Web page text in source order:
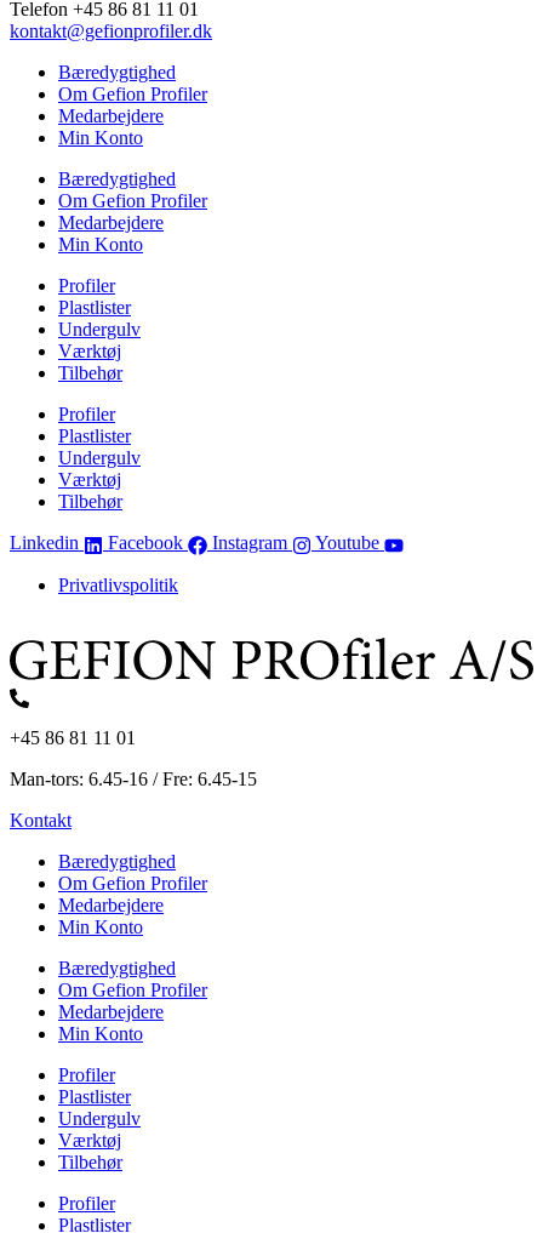
Telefon +45 86 81 11 01
kontakt@gefionprofiler.dk
Bæredygtighed
Om Gefion Profiler
Medarbejdere
Min Konto
Bæredygtighed
Om Gefion Profiler
Medarbejdere
Min Konto
Profiler
Plastlister
Undergulv
Værktøj
Tilbehør
Profiler
Plastlister
Undergulv
Værktøj
Tilbehør
Linkedin
Facebook Instagram Youtube
Privatlivspolitik
+45 86 81 11 01
Man-tors: 6.45-16 / Fre: 6.45-15
Kontakt
Bæredygtighed
Om Gefion Profiler
Medarbejdere
Min Konto
Bæredygtighed
Om Gefion Profiler
Medarbejdere
Min Konto
Profiler
Plastlister
Undergulv
Værktøj
Tilbehør
Profiler
Plastlister